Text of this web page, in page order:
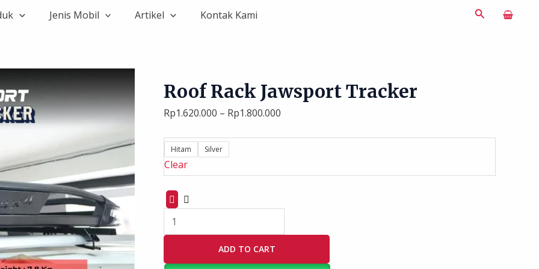
Jenis Mobil Artikel Kontak Kami Search
Roof Rack Jawsport Tracker
Rp1.620.000 – Rp1.800.000
Hitam Silver
Clear
Rack
ADD TO CART